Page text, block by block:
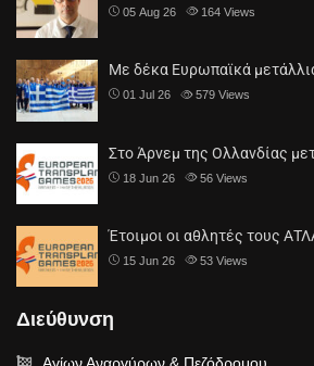
05 Aug 26 164 Views
Με δέκα Ευρωπαϊκά
01 Jul 26 579 Views
Στο Άρνεμ της Ολλανδίας
18 Jun 26 56 Views
Έτοιμοι οι αθλητές τους
15 Jun 26 53 Views
Διεύθυνση